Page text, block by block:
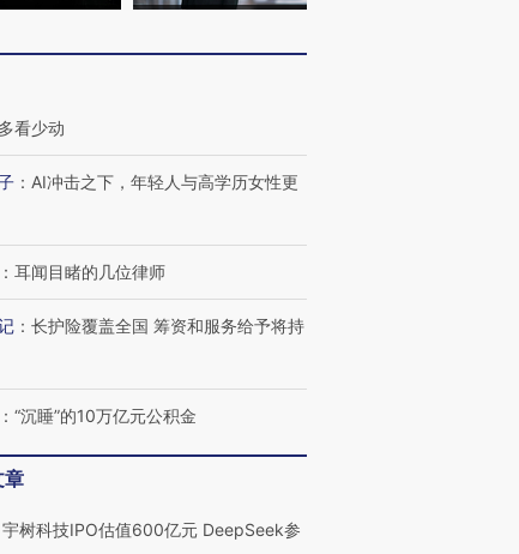
吸金
们甘
马航飞行员跨国走私7万
粒摇头丸 尿检体内含3种
视线｜被称为“蟑螂”的印
度Z世代 用街头抗争将教
届链博
链”接产
【特别呈现】寻找100种
有意思的生活方式·第三对
CFO：不靠规模取胜，华
住三大增长引擎是什么？
多看少动
： AI冲击之下，年轻人与高学历女性更
： 耳闻目睹的几位律师
： 长护险覆盖全国 筹资和服务给予将持
： “沉睡”的10万亿元公积金
章
宇树科技IPO估值600亿元 DeepSeek参